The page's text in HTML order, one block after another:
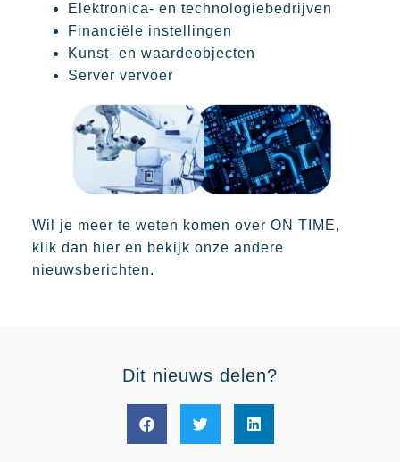
Elektronica- en technologiebedrijven
Financiële instellingen
Kunst- en waardeobjecten
Server vervoer
Wil je meer te weten komen over ON TIME,
klik dan hier en bekijk onze andere
nieuwsberichten.
Dit nieuws delen?